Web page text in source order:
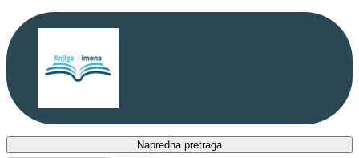
Napredna pretraga